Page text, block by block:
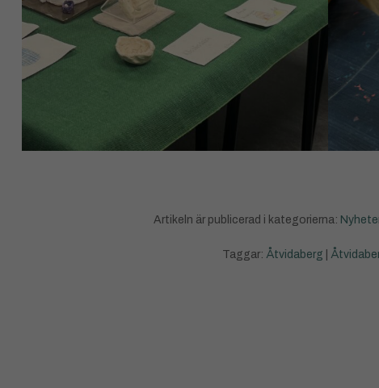
Artikeln är publicerad i kategorierna:
Taggar: Åtvidaberg